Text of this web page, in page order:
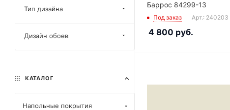
Баррос 84299-13
Под заказ Арт.: 240203
4 800 руб.
Тип дизайна
Дизайн обоев
КАТАЛОГ
Напольные покрытия